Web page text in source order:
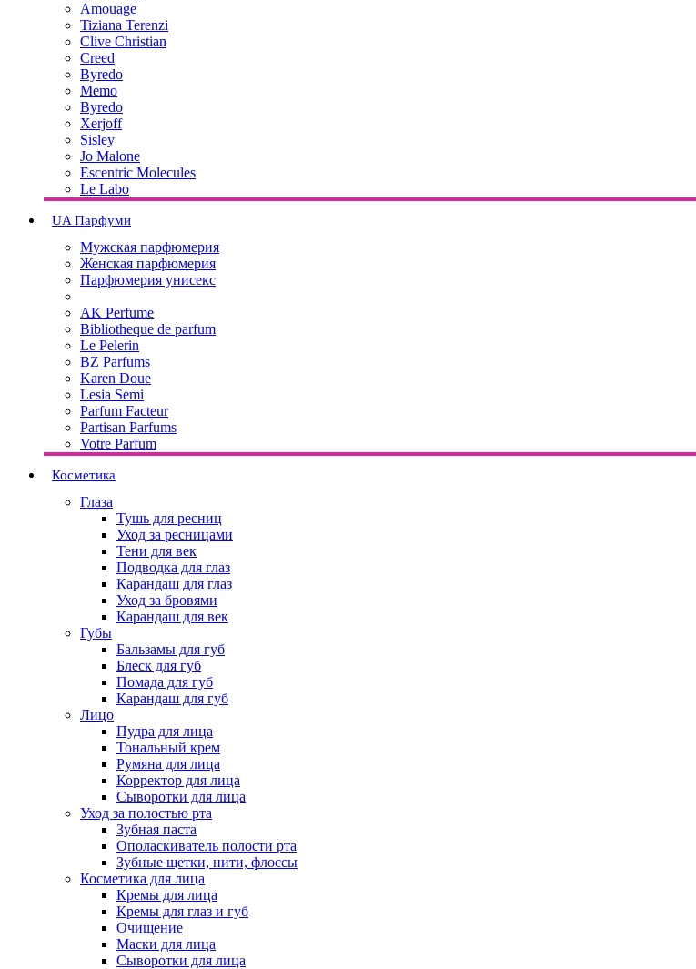
Amouage
Tiziana Terenzi
Clive Christian
Creed
Byredo
Memo
Byredo
Xerjoff
Sisley
Jo Malone
Escentric Molecules
Le Labo
UA Парфуми
Мужская парфюмерия
Женская парфюмерия
Парфюмерия унисекс
AK Perfume
Bibliotheque de parfum
Le Pelerin
BZ Parfums
Karen Doue
Lesia Semi
Parfum Facteur
Partisan Parfums
Votre Parfum
Косметика
Глаза
Тушь для ресниц
Уход за ресницами
Тени для век
Подводка для глаз
Карандаш для глаз
Уход за бровями
Карандаш для век
Губы
Бальзамы для губ
Блеск для губ
Помада для губ
Карандаш для губ
Лицо
Пудра для лица
Тональный крем
Румяна для лица
Корректор для лица
Сыворотки для лица
Уход за полостью рта
Зубная паста
Ополаскиватель полости рта
Зубные щетки, нити, флоссы
Косметика для лица
Кремы для лица
Кремы для глаз и губ
Очищение
Маски для лица
Сыворотки для лица